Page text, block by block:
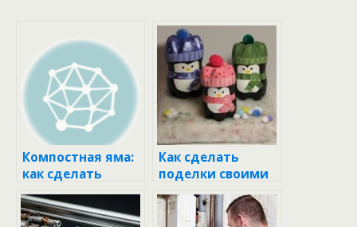
Компостная яма:
как сделать
своими руками
Как сделать
поделки своими
руками